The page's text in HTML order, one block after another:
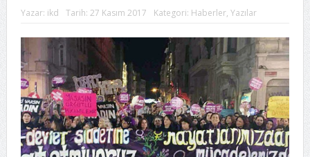
Yazar: ikd Tarih: 27 Kasım 2017 Kategori: Haberler, Yazılar